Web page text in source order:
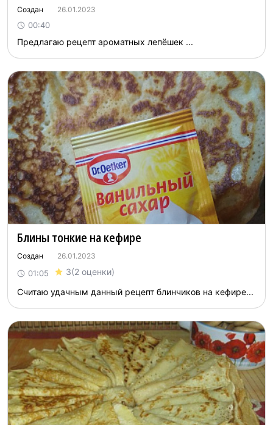
Создан 26.01.2023
00:40
Предлагаю рецепт ароматных лепёшек ...
Блины тонкие на кефире
Создан 26.01.2023
01:05 3(2 оценки)
Считаю удачным данный рецепт блинчиков на кефире...